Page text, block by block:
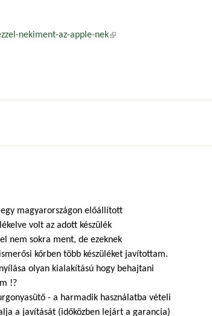
nekiment-az-apple-nek(külső hivatkozás)
magyarországon előállított
volt az adott készülék
nem sokra ment, de ezeknek
kőrben több készüléket javítottam.
olyan kialakítású hogy behajtani
!?
- a harmadik használatba vételi
a javítását (időközben lejárt a garancia)